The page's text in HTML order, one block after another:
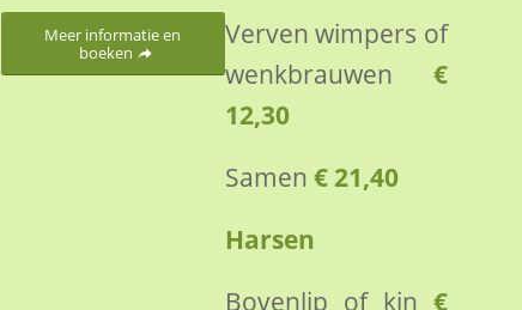
Meer informatie en
boeken
Verven wimpers of
wenkbrauwen€
12,30
Samen € 21,40
Harsen
Bovenlip of kin€